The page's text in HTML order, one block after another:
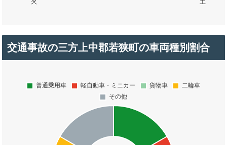
交通事故の三方上中郡若狭町の車両種別割合